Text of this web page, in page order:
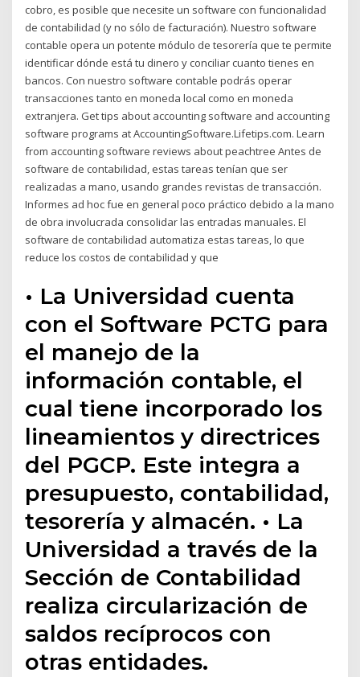
cobro, es posible que necesite un software con funcionalidad
de contabilidad (y no sólo de facturación). Nuestro software
contable opera un potente módulo de tesorería que te permite
identificar dónde está tu dinero y conciliar cuanto tienes en
bancos. Con nuestro software contable podrás operar
transacciones tanto en moneda local como en moneda
extranjera. Get tips about accounting software and accounting
software programs at AccountingSoftware.Lifetips.com. Learn
from accounting software reviews about peachtree Antes de
software de contabilidad, estas tareas tenían que ser
realizadas a mano, usando grandes revistas de transacción.
Informes ad hoc fue en general poco práctico debido a la mano
de obra involucrada consolidar las entradas manuales. El
software de contabilidad automatiza estas tareas, lo que
reduce los costos de contabilidad y que
• La Universidad cuenta
con el Software PCTG para
el manejo de la
información contable, el
cual tiene incorporado los
lineamientos y directrices
del PGCP. Este integra a
presupuesto, contabilidad,
tesorería y almacén. • La
Universidad a través de la
Sección de Contabilidad
realiza circularización de
saldos recíprocos con
otras entidades.